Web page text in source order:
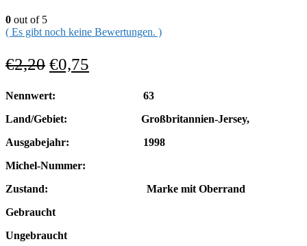
0 out of 5
( Es gibt noch keine Bewertungen. )
€2,20 €0,75
Nennwert: 63
Land/Gebiet: Großbritannien-Jersey,
Ausgabejahr: 1998
Michel-Nummer:
Zustand: Marke mit Oberrand
Gebraucht
Ungebraucht